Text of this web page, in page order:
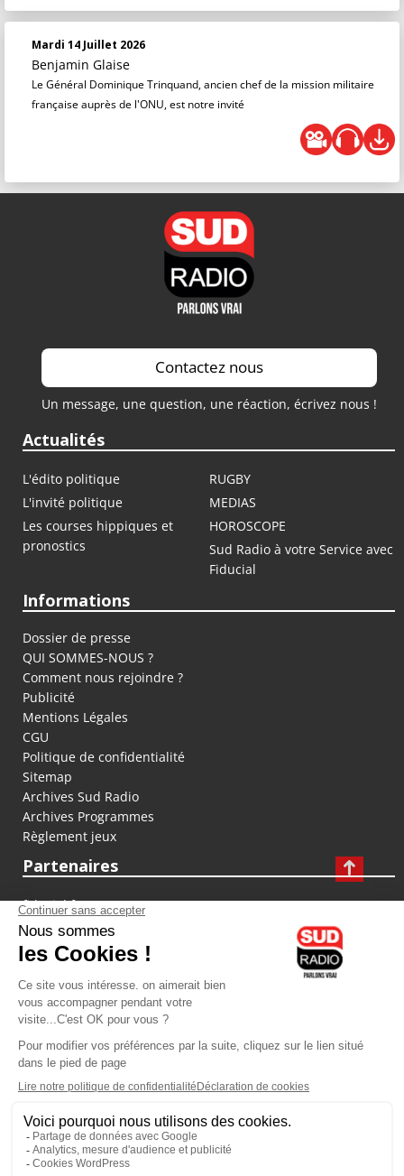
Mardi 14 Juillet 2026
Benjamin Glaise
Le Général Dominique Trinquand, ancien chef de la mission militaire
française auprès de l'ONU, est notre invité
Contactez nous
Un message, une question, une réaction, écrivez nous !
Actualités
L'édito politique
RUGBY
L'invité politique
MEDIAS
Les courses hippiques et
pronostics
HOROSCOPE
Sud Radio à votre Service avec
Fiducial
Informations
Dossier de presse
QUI SOMMES-NOUS ?
Comment nous rejoindre ?
Publicité
Mentions Légales
CGU
Politique de confidentialité
Sitemap
Archives Sud Radio
Archives Programmes
Règlement jeux
Partenaires
fiducial.fr
lyoncapitale.fr
olympique-et-lyonnais.com
L'application Iphone / Android
Téléchargez l'application
Les cookies
Gestion des cookies
Crédit photos : ©Sud Radio / Pierre Olivier